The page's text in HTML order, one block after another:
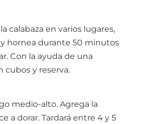
calabaza en varios lugares,
hornea durante 50 minutos
Con la ayuda de una
cubos y reserva.
medio-alto. Agrega la
a dorar. Tardará entre 4 y 5